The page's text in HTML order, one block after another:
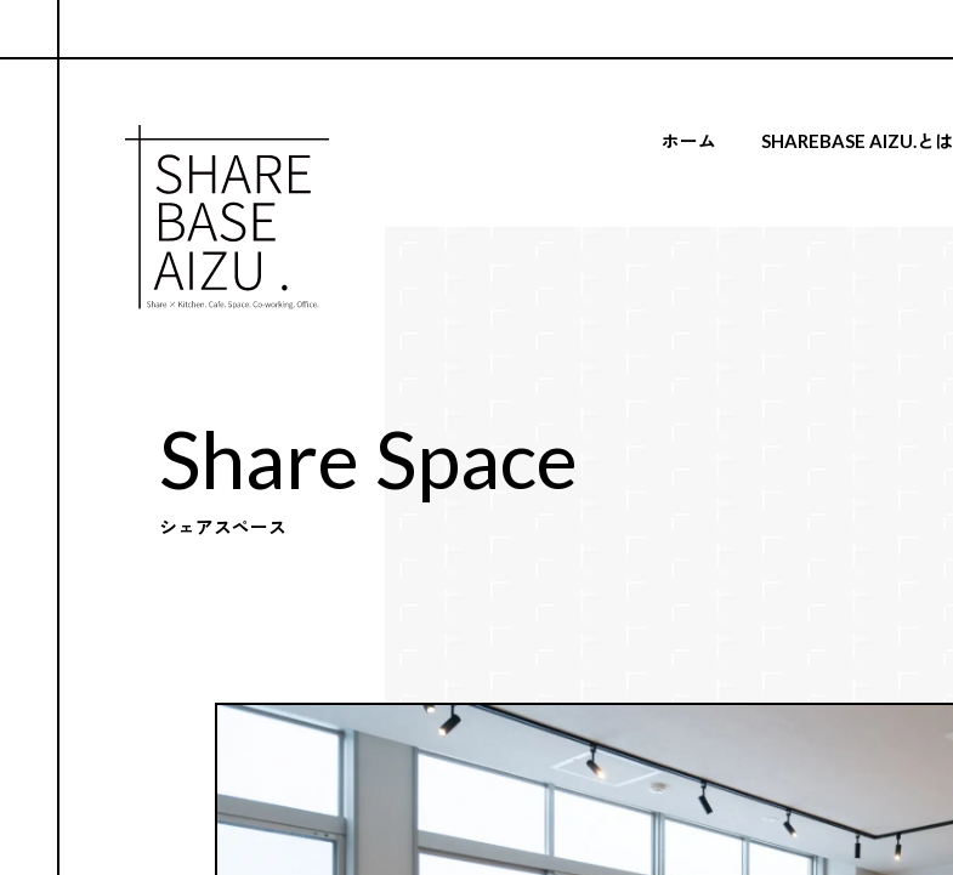
ホーム SHAREBASE AIZU.とは
Share Space
シェアスペース